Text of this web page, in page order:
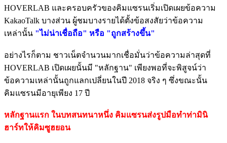
HOVERLAB และครอบครัวของคิมแซรนเริ่มเปิดเผยข้อความ
KakaoTalk บางส่วน ผู้ชมบางรายได้ตั้งข้อสงสัยว่าข้อความ
เหล่านั้น "ไม่น่าเชื่อถือ" หรือ "ถูกสร้างขึ้น"
อย่างไรก็ตาม ชาวเน็ตจำนวนมากเชื่อมั่นว่าข้อความล่าสุดที่
HOVERLAB เปิดเผยนั้นมี "หลักฐาน" เพียงพอที่จะพิสูจน์ว่า
ข้อความเหล่านั้นถูกแลกเปลี่ยนในปี 2018 จริง ๆ ซึ่งขณะนั้น
คิมแซรนมีอายุเพียง 17 ปี
หลักฐานแรก ในบทสนทนาหนึ่ง คิมแซรนส่งรูปมือทำท่ามินิ
ฮาร์ทให้คิมซูฮยอน